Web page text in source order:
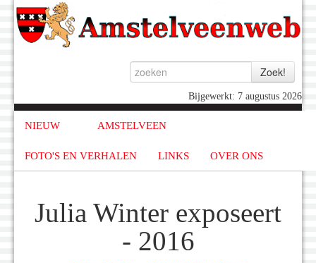
Bijgewerkt: 7 augustus 2026
NIEUW AMSTELVEEN
FOTO'S EN VERHALEN LINKS OVER ONS
Julia Winter exposeert
- 2016